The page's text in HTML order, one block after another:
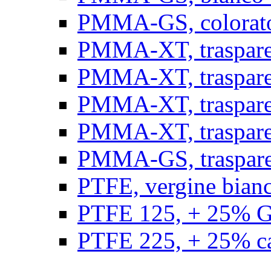
PMMA-GS,
PMMA-XT,
PMMA-XT,
PMMA-XT,
PMMA-XT,
PMMA-GS,
PTFE, vergine
PTFE 125, + 25%
PTFE 225, + 25%